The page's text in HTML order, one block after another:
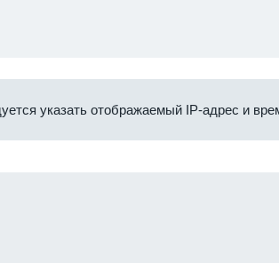
указать отображаемый IP-адрес и